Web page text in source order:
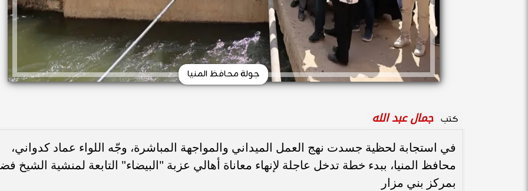
جولة محافظ المنيا
كتب جمال عبد الله
في استجابة لحظية جسدت نهج العمل الميداني والمواجهة المباشرة، وجّه اللواء عماد كدواني،
محافظ المنيا، ببدء خطة تدخل عاجلة لإنهاء معاناة أهالي عزبة "البيضاء" التابعة لمنشية الشيخ
بمركز بني مزار